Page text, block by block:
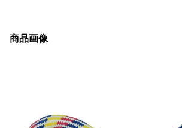
商品画像